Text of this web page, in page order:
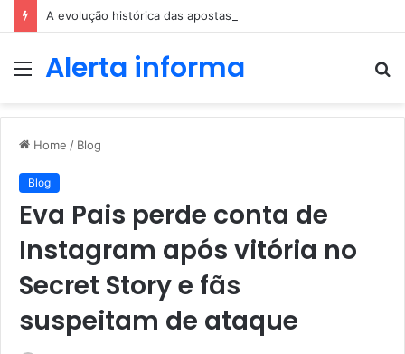
A evolução histórica das apostas ao longo dos séculos
MenuAlerta informa
Home / Blog
Blog
Eva Pais perde conta de
Instagram após vitória no
Secret Story e fãs
suspeitam de ataque